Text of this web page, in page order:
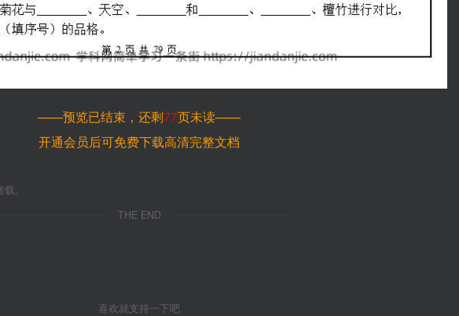
——预览已结束，还剩77页未读——
开通会员后可免费下载高清完整文档
。
THE END
喜欢就支持一下吧